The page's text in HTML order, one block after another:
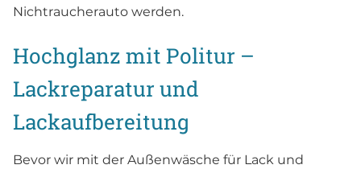
Nichtraucherauto werden.
Hochglanz mit Politur –
Lackreparatur und
Lackaufbereitung
Bevor wir mit der Außenwäsche für Lack und